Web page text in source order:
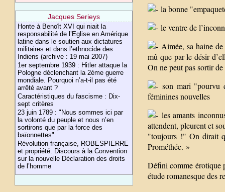
Jacques Serieys
Honte à Benoît XVI qui niait la
responsabilité de l’Eglise en Amérique
latine dans le soutien aux dictatures
militaires et dans l’ethnocide des
Indiens (archive : 19 mai 2007)
1er septembre 1939 : Hitler attaque la
Pologne déclenchant la 2ème guerre
mondiale. Pourquoi n’a-t-il pas été
arrêté avant ?
Caractéristiques du fascisme : Dix-
sept critères
23 juin 1789 : "Nous sommes ici par
la volonté du peuple et nous n’en
sortirons que par la force des
baïonnettes"
Révolution française, ROBESPIERRE
et propriété. Discours à la Convention
sur la nouvelle Déclaration des droits
de l’homme
la bonne
le ventre de
Aimée, sa haine
mû que par le désir
On ne peut pas sortir
son mari "pourvu
féminines nouvelles
les amants
attendent, pleurent et
"toujours !" On dirait
Prométhée. »
Défini comme érotique
étude romanesque des